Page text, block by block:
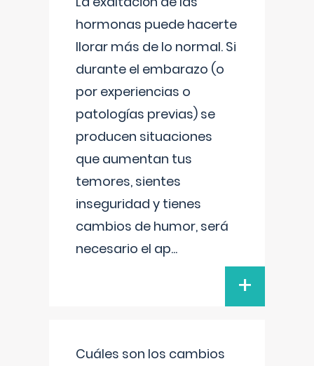
hormonas puede hacerte
llorar más de lo normal. Si
durante el embarazo (o
por experiencias o
patologías previas) se
producen situaciones
que aumentan tus
temores, sientes
inseguridad y tienes
cambios de humor, será
necesario el ap...
+
Cuáles son los cambios